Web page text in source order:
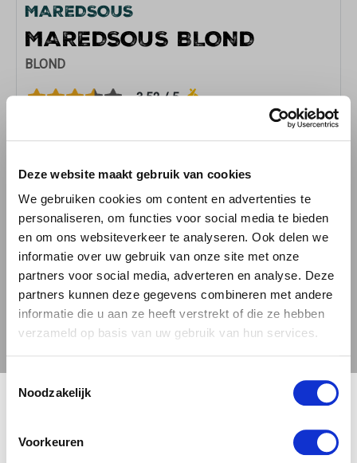
Deze website maakt gebruik van cookies
We gebruiken cookies om content en advertenties te
personaliseren, om functies voor social media te bieden
en om ons websiteverkeer te analyseren. Ook delen we
informatie over uw gebruik van onze site met onze
partners voor social media, adverteren en analyse. Deze
partners kunnen deze gegevens combineren met andere
informatie die u aan ze heeft verstrekt of die ze hebben
verzameld op basis van uw gebruik van hun services.
Toestemmingsselectie
Noodzakelijk
Voorkeuren
MAREDSOUS
MAREDSOUS BLOND
BLOND
3.52 / 5
+
€ 2,69
🍺 LEEFDTIJDSCHECK 🍺
Je moet 18 jaar of ouder zijn om deze site te bezoeken.